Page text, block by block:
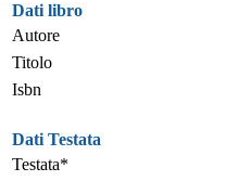
Dati libro
Autore
Titolo
Isbn
Dati Testata
Testata*